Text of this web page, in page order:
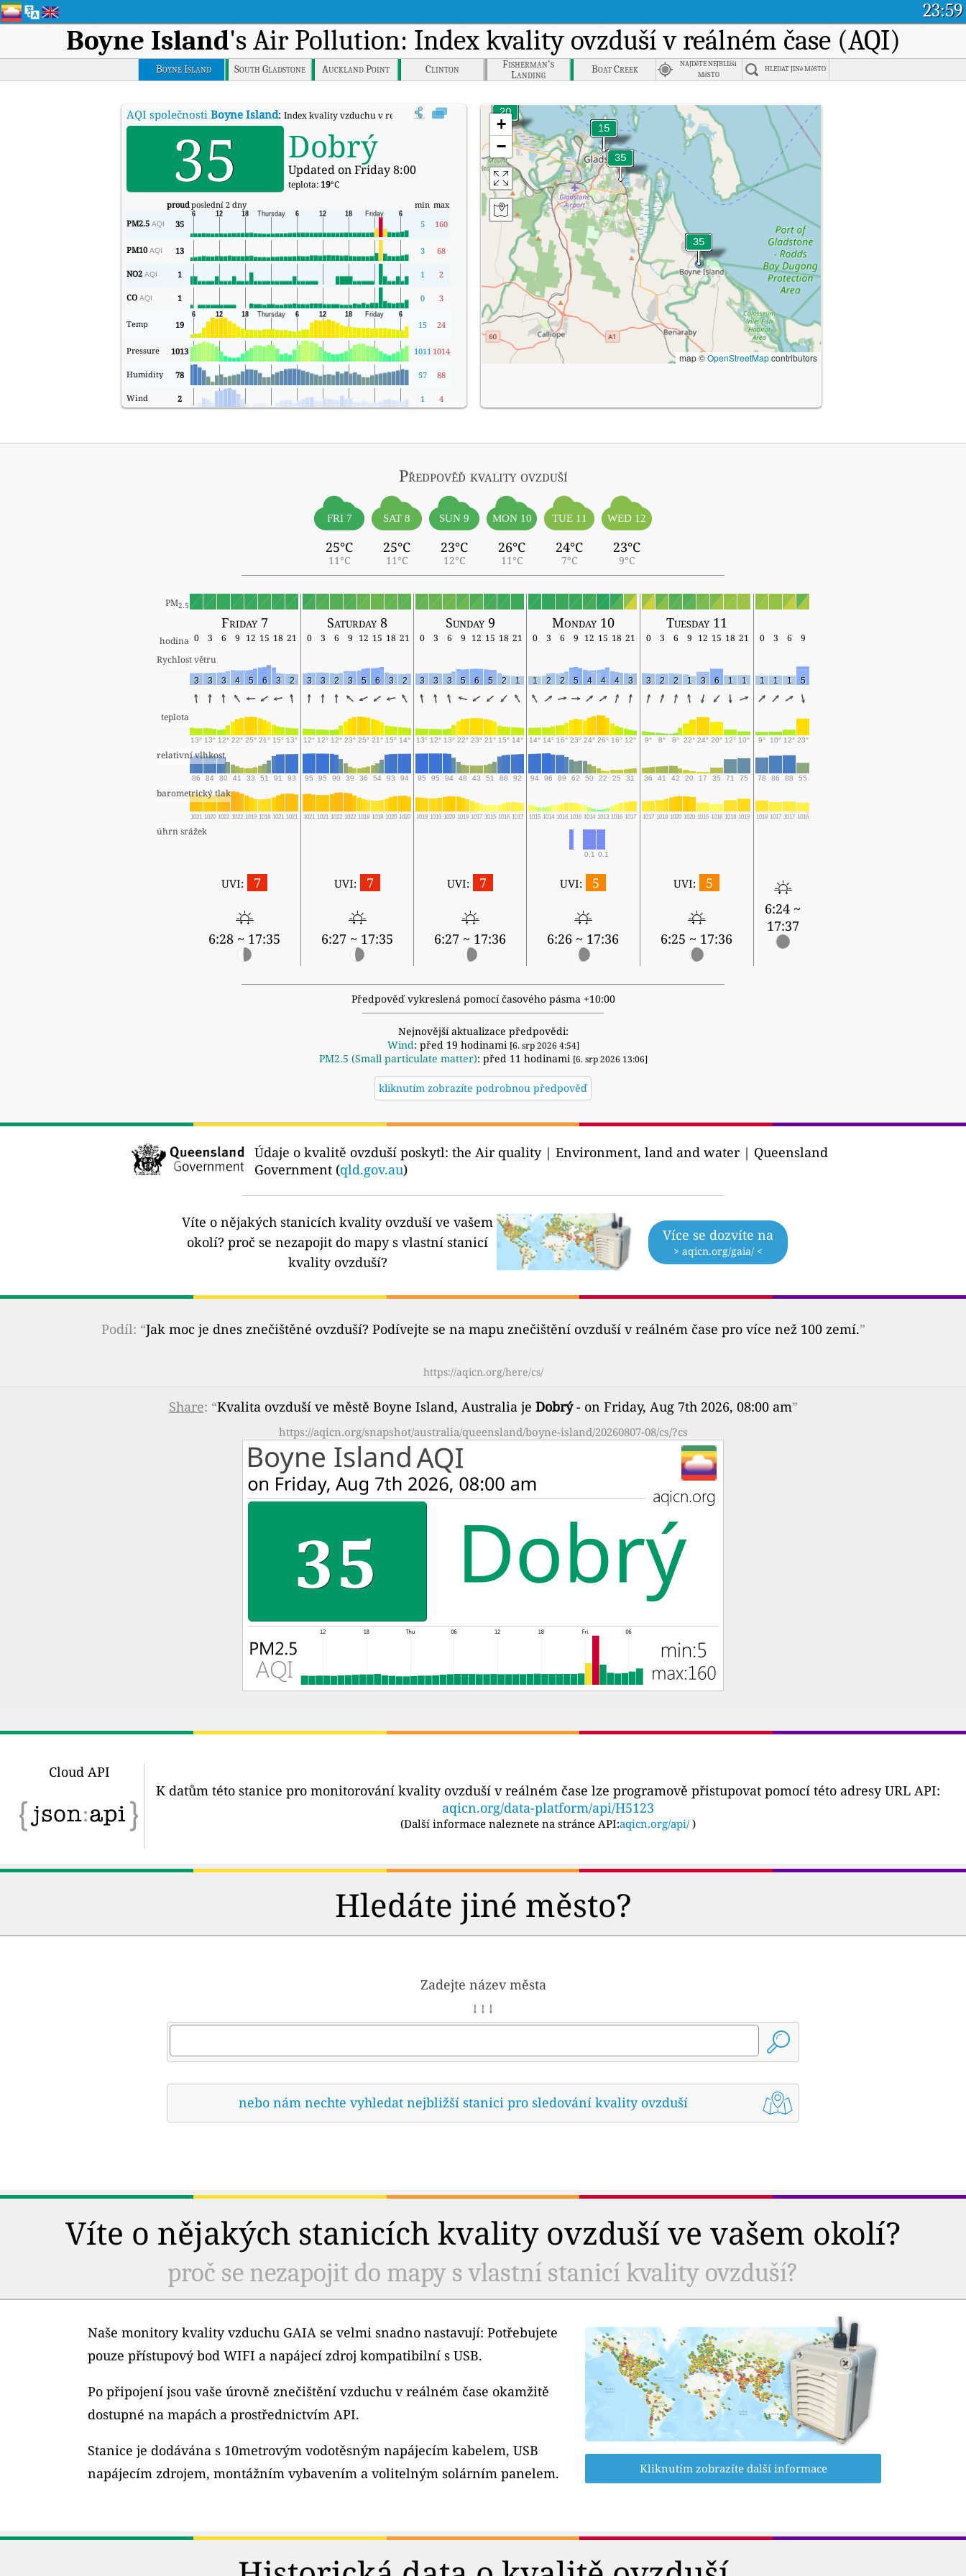
23:59
Boyne Island's Air Pollution: Index kvality ovzduší v reálném čase (AQI)
Boyne Island South Gladstone Auckland Point Clinton
Fisherman's
Landing
Boat Creek
NAJDěTE NEJBLIžší
MěSTO
HLEDAT JINé MěSTO
AQI společnosti Boyne Island: Index kvality vzduchu v reálném čase (AQI) společnosti Boyne Island.
35 Dobrý
Updated on Friday 8:00
teplota: 19°C
proudposlední 2 dny min max
PM2.5 AQI 35 5 160
PM10 AQI 13 3 68
NO2 AQI 1 1 2
CO AQI 1 0 3
Temp 19 15 24
Pressure 1013 1011 1014
Humidity 78 57 88
Wind 2 1 4
+
−
map ©OpenStreetMapcontributors
Předpověď kvality ovzduší
FRI 7
25°C
11°C
SAT 8
25°C
11°C
SUN 9
23°C
12°C
MON 10
26°C
11°C
TUE 11
24°C
7°C
WED 12
23°C
9°C
PM2.5
Friday 7 Saturday 8 Sunday 9 Monday 10 Tuesday 11
hodina 0 3 6 9 12 15 18 21 0 3 6 9 12 15 18 21 0 3 6 9 12 15 18 21 0 3 6 9 12 15 18 21 0 3 6 9 12 15 18 21 0 3 6
9
Rychlost větru
3 3 3 4 5 6 3 2 3 3 2 3 5 6 3 2 3 3 3 5 6 5 2 1 1 2 2 5 4 4 4 3 3 2 2 1 3 6 1 1 1 1 1 5
teplota
13° 13° 12° 22° 25° 21° 15° 13° 12° 12° 12° 23° 25° 21° 15° 14° 13° 12° 13° 22° 23° 21° 15° 14° 14° 14° 16° 23° 24° 26° 16° 12° 9° 8° 8° 22° 24° 20° 12° 10° 9° 10° 12° 23°
relativní vlhkost
86 84 80 41 33 51 91 93 95 95 90 39 36 54 93 94 95 95 94 48 43 51 88 92 94 96 89 62 50 22 25 31 36 41 42 20 17 35 71 75 78 86 88 55
barometrický tlak
1021 1020 1022 1022 1019 1018 1021 1021 1021 1021 1022 1022 1018 1018 1020 1020 1019 1019 1020 1019 1017 1015 1016 1017 1015 1014 1016 1016 1014 1013 1016 1017 1017 1018 1020 1020 1016 1016 1018 1019 1018 1017 1017 1016
úhrn srážek
0.1 0.1
UVI: 7
6:28 ~ 17:35
UVI: 7
6:27 ~ 17:35
UVI: 7
6:27 ~ 17:36
UVI: 5
6:26 ~ 17:36
UVI: 5
6:25 ~ 17:36
6:24 ~
17:37
Předpověď vykreslená pomocí časového pásma +10:00
Nejnovější aktualizace předpovědi:
Wind: před 19 hodinami [6. srp 2026 4:54]
PM2.5 (Small particulate matter): před 11 hodinami [6. srp 2026 13:06]
kliknutím zobrazíte podrobnou předpověď
Údaje o kvalitě ovzduší poskytl: the Air quality | Environment, land and water | Queensland
Government (qld.gov.au)
Víte o nějakých stanicích kvality ovzduší ve vašem
okolí? proč se nezapojit do mapy s vlastní stanicí
kvality ovzduší?
Více se dozvíte na
> aqicn.org/gaia/ <
Podíl: “Jak moc je dnes znečištěné ovzduší? Podívejte se na mapu znečištění ovzduší v reálném čase pro více než 100 zemí.”
https://aqicn.org/here/cs/
Share: “Kvalita ovzduší ve městě Boyne Island, Australia je Dobrý- on Friday, Aug 7th 2026, 08:00 am”
https://aqicn.org/snapshot/australia/queensland/boyne-island/20260807-08/cs/?cs
Cloud API
K datům této stanice pro monitorování kvality ovzduší v reálném čase lze programově přistupovat pomocí této adresy URL API:
aqicn.org/data-platform/api/H5123
(Další informace naleznete na stránce API:aqicn.org/api/ )
Hledáte jiné město?
Zadejte název města
↓ ↓ ↓
nebo nám nechte vyhledat nejbližší stanici pro sledování kvality ovzduší
Víte o nějakých stanicích kvality ovzduší ve vašem okolí?
proč se nezapojit do mapy s vlastní stanicí kvality ovzduší?
Naše monitory kvality vzduchu GAIA se velmi snadno nastavují: Potřebujete
pouze přístupový bod WIFI a napájecí zdroj kompatibilní s USB.
Po připojení jsou vaše úrovně znečištění vzduchu v reálném čase okamžitě
dostupné na mapách a prostřednictvím API.
Stanice je dodávána s 10metrovým vodotěsným napájecím kabelem, USB
napájecím zdrojem, montážním vybavením a volitelným solárním panelem.
Kliknutím zobrazíte další informace